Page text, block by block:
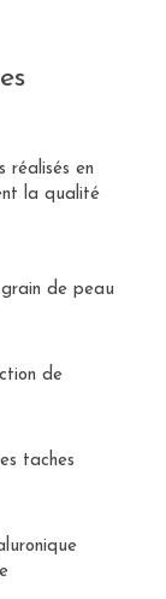
réalisés en
la qualité
de peau
de
taches